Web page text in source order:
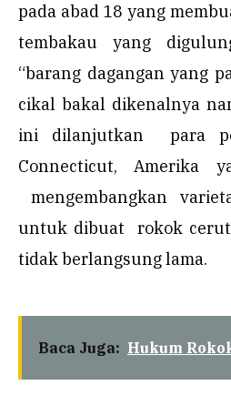
pada abad 18 yang
tembakau yang
“barang dagangan yang
cikal bakal dikenalnya
ini dilanjutkan para
Connecticut, Amerika
mengembangkan
untuk dibuat rokok
tidak berlangsung lama.
Baca Juga: Hukum